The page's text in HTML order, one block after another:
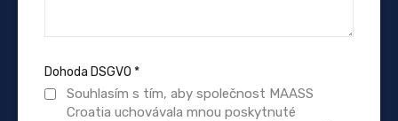
Dohoda DSGVO *
Souhlasím s tím, aby společnost MAASS
Croatia uchovávala mnou poskytnuté